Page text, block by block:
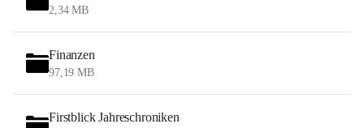
2,34 MB
Finanzen
97,19 MB
Firstblick Jahreschroniken